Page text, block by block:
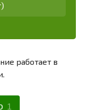
работает в
1